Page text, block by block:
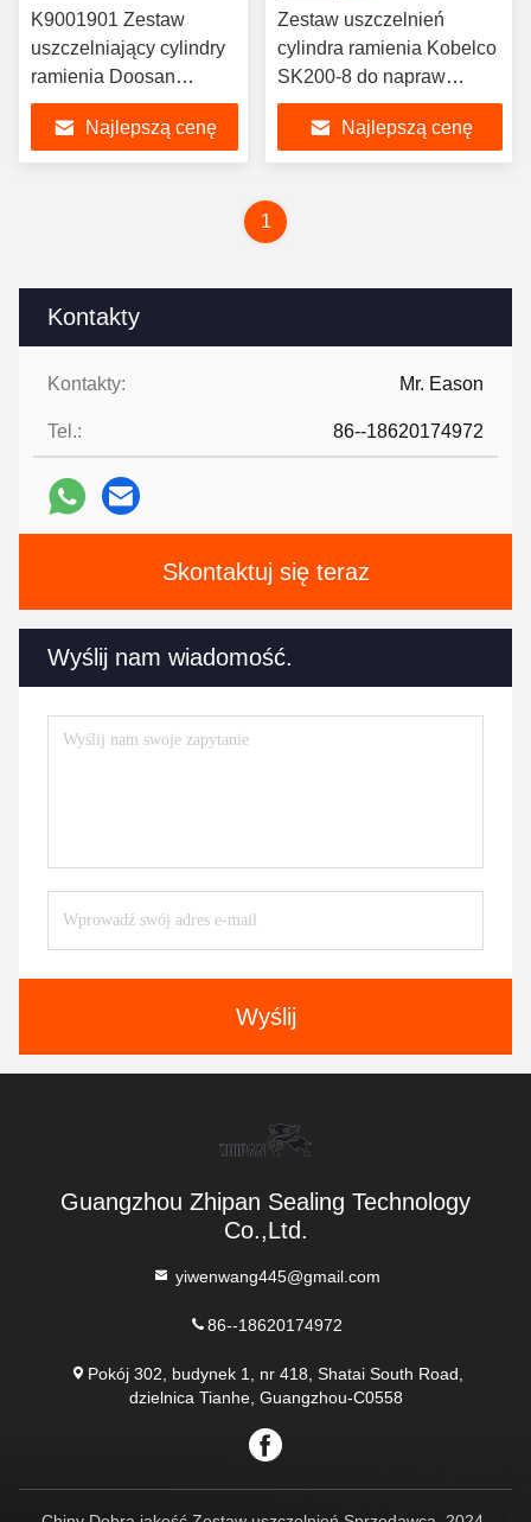
Kontakty
Kontakty: Mr. Eason
Tel.: 86--18620174972
Skontaktuj się teraz
Wyślij nam wiadomość.
Wyślij
K9001901 Zestaw
uszczelniający cylindry
ramienia Doosan
DX225LC Hydrauliczne
uszczelniające cylindry
Najlepszą cenę
Zestaw uszczelnień
cylindra ramienia Kobelco
SK200-8 do napraw
hydraulicznych
Najlepszą cenę
1
Guangzhou Zhipan Sealing Technology
Co.,Ltd.
yiwenwang445@gmail.com
86--18620174972
Pokój 302, budynek 1, nr 418, Shatai South Road,
dzielnica Tianhe, Guangzhou-C0558